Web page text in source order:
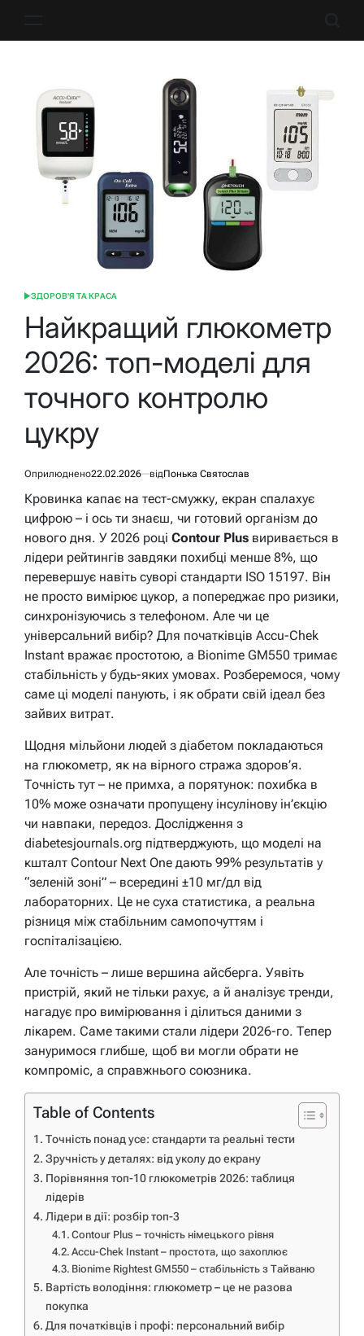
ОПУБЛІКУВАТИ
ЗДОРОВ'Я ТА КРАСА
Найкращий глюкометр
2026: топ-моделі для
точного контролю
цукру
Оприлюднено22.02.2026 відПонька Святослав
Кровинка капає на тест-смужку, екран спалахує
цифрою – і ось ти знаєш, чи готовий організм до
нового дня. У 2026 році Contour Plus виривається в
лідери рейтингів завдяки похибці менше 8%, що
перевершує навіть суворі стандарти ISO 15197. Він
не просто вимірює цукор, а попереджає про ризики,
синхронізуючись з телефоном. Але чи це
універсальний вибір? Для початківців Accu-Chek
Instant вражає простотою, а Bionime GM550 тримає
стабільність у будь-яких умовах. Розберемося, чому
саме ці моделі панують, і як обрати свій ідеал без
зайвих витрат.
Щодня мільйони людей з діабетом покладаються
на глюкометр, як на вірного стража здоров’я.
Точність тут – не примха, а порятунок: похибка в
10% може означати пропущену інсулінову ін’єкцію
чи навпаки, передоз. Дослідження з
diabetesjournals.org підтверджують, що моделі на
кшталт Contour Next One дають 99% результатів у
“зеленій зоні” – всередині ±10 мг/дл від
лабораторних. Це не суха статистика, а реальна
різниця між стабільним самопочуттям і
госпіталізацією.
Але точність – лише вершина айсберга. Уявіть
пристрій, який не тільки рахує, а й аналізує тренди,
нагадує про вимірювання і ділиться даними з
лікарем. Саме такими стали лідери 2026-го. Тепер
зануримося глибше, щоб ви могли обрати не
компроміс, а справжнього союзника.
Table of Contents
Точність понад усе: стандарти та реальні тести
Зручність у деталях: від уколу до екрану
Порівняння топ-10 глюкометрів 2026: таблиця
лідерів
Лідери в дії: розбір топ-3
Contour Plus – точність німецького рівня
Accu-Chek Instant – простота, що захоплює
Bionime Rightest GM550 – стабільність з Тайваню
Вартість володіння: глюкометр – це не разова
покупка
Для початківців і профі: персональний вибір